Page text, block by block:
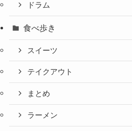
ドラム
食べ歩き
スイーツ
テイクアウト
まとめ
ラーメン